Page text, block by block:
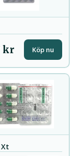
kr Köp nu